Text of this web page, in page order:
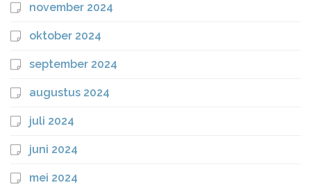
november 2024
oktober 2024
september 2024
augustus 2024
juli 2024
juni 2024
mei 2024